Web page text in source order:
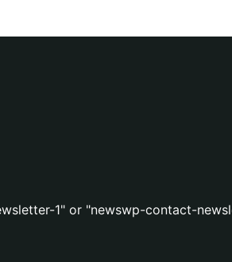
1" or "newswp-contact-